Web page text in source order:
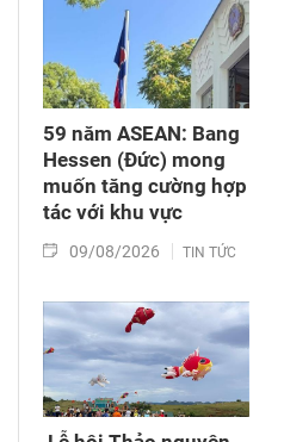
59 năm ASEAN: Bang
Hessen (Đức) mong
muốn tăng cường hợp
tác với khu vực
09/08/2026 TIN TỨC